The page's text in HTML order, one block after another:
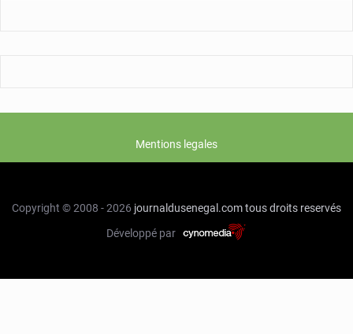
Mentions legales
Copyright © 2008 - 2026 journaldusenegal.comtous droits reservés
Développé par